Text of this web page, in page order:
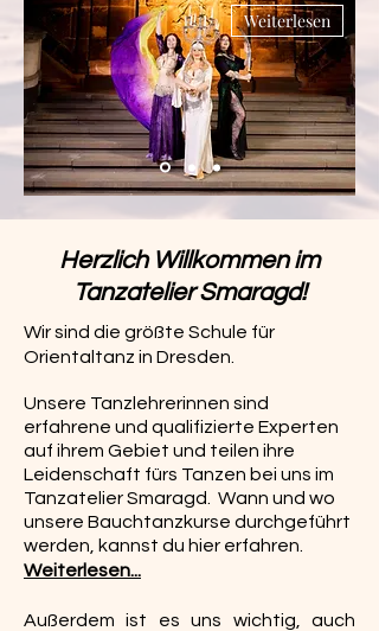
Weiterlesen
Herzlich Willkommen im
Tanzatelier Smaragd!
Wir sind die größte Schule für
Orientaltanz in Dresden.
Unsere Tanzlehrerinnen sind
erfahrene und qualifizierte Experten
auf ihrem Gebiet und teilen ihre
Leidenschaft fürs Tanzen bei uns im
Tanzatelier Smaragd
. Wann und wo
unsere Bauchtanzkurse durchgeführt
werden, kannst du hier erfahren.
Weiterlesen...
Außerdem ist es uns wichtig, auch